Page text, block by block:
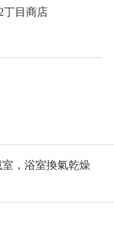
丁目商店
，浴室換氣乾燥